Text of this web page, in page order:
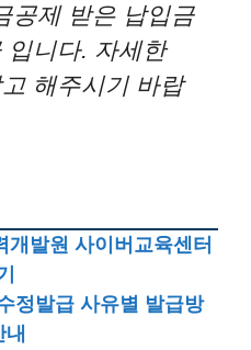
공제 받은 납입금
입니다. 자세한
해주시기 바랍
개발원 사이버교육센터
정발급 사유별 발급방